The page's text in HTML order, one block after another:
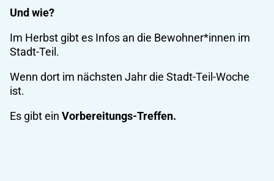
Und wie?
Im Herbst gibt es Infos an die Bewohner*innen im
Stadt-Teil.
Wenn dort im nächsten Jahr die Stadt-Teil-Woche
ist.
Es gibt ein Vorbereitungs-Treffen.